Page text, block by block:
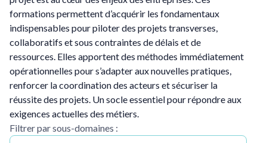
formations permettent d’acquérir les fondamentaux
indispensables pour piloter des projets transverses,
collaboratifs et sous contraintes de délais et de
ressources. Elles apportent des méthodes immédiatement
opérationnelles pour s’adapter aux nouvelles pratiques,
renforcer la coordination des acteurs et sécuriser la
réussite des projets. Un socle essentiel pour répondre aux
exigences actuelles des métiers.
Filtrer par sous-domaines :